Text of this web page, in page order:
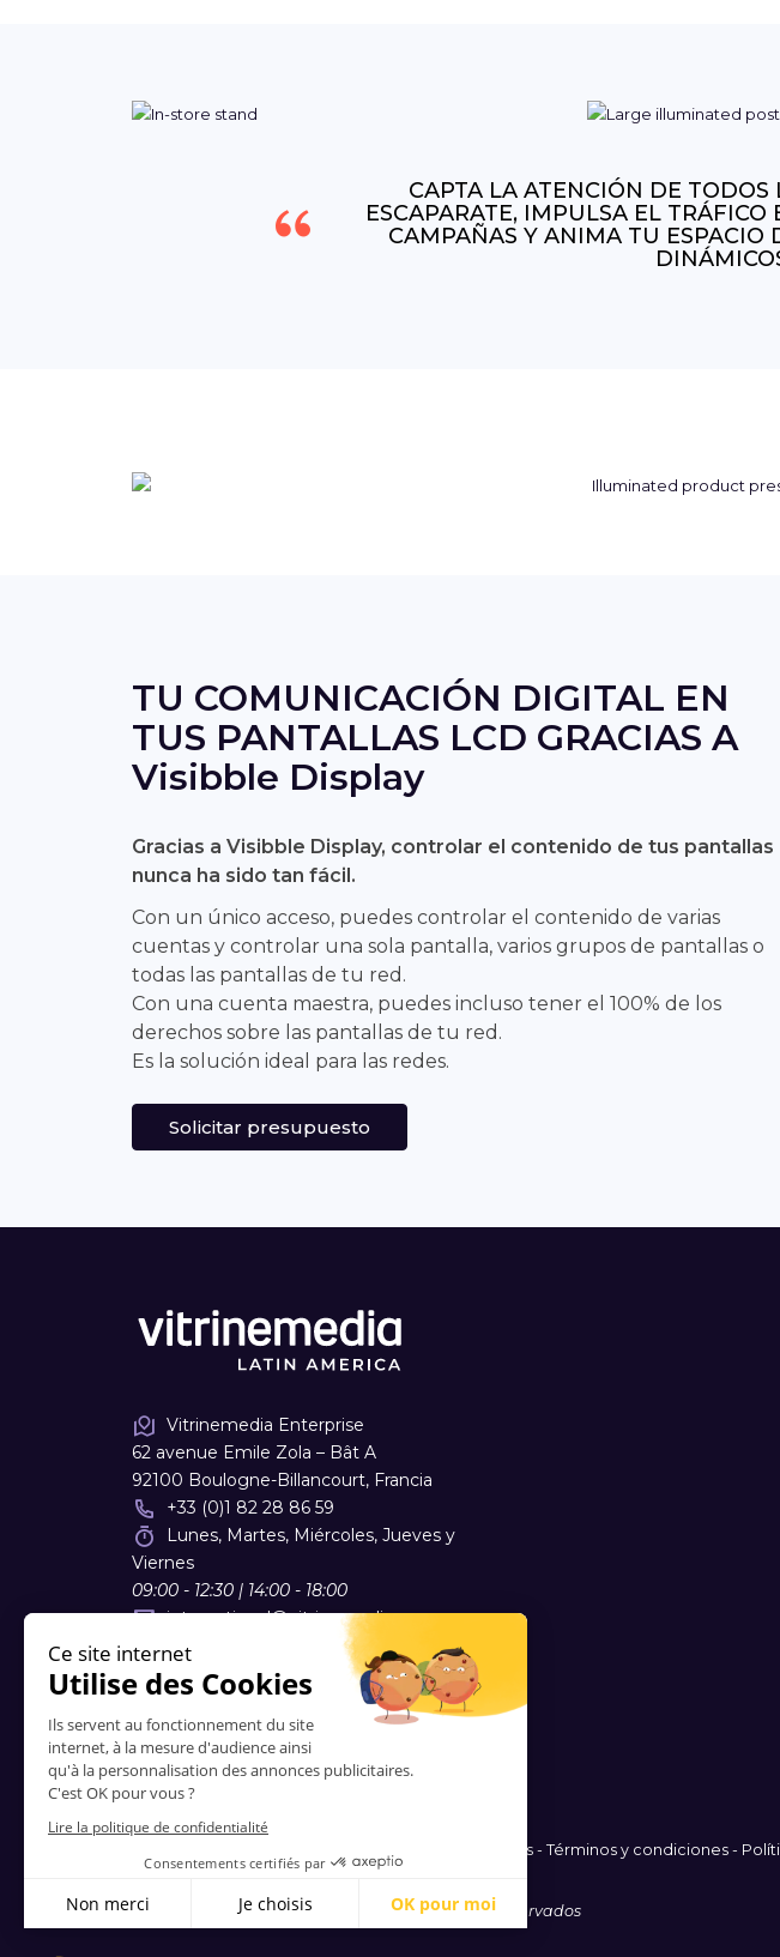
CAPTA LA ATENCIÓN DE
ESCAPARATE, IMPULSA EL
CAMPAÑAS Y ANIMA TU ESPACIO
TU COMUNICACIÓN DIGITAL EN
TUS PANTALLAS LCD GRACIAS A
Visibble Display
Gracias a Visibble Display, controlar el contenido de tus pantallas
nunca ha sido tan fácil.
Con un único acceso, puedes controlar el contenido de varias
cuentas y controlar una sola pantalla, varios grupos de pantallas o
todas las pantallas de tu red.
Con una cuenta maestra, puedes incluso tener el 100% de los
derechos sobre las pantallas de tu red.
Es la solución ideal para las redes.
Solicitar presupuesto
Vitrinemedia Enterprise
62 avenue Emile Zola – Bât A
92100 Boulogne-Billancourt, Francia
+33 (0)1 82 28 86 59
Lunes, Martes, Miércoles, Jueves y
Viernes
09:00 - 12:30 | 14:00 - 18:00
international@vitrinemedia.com
Preguntas Frecuentes- Términos y condiciones-
© 2006-2026 Vitrinemedia - Todos los derechos reservados